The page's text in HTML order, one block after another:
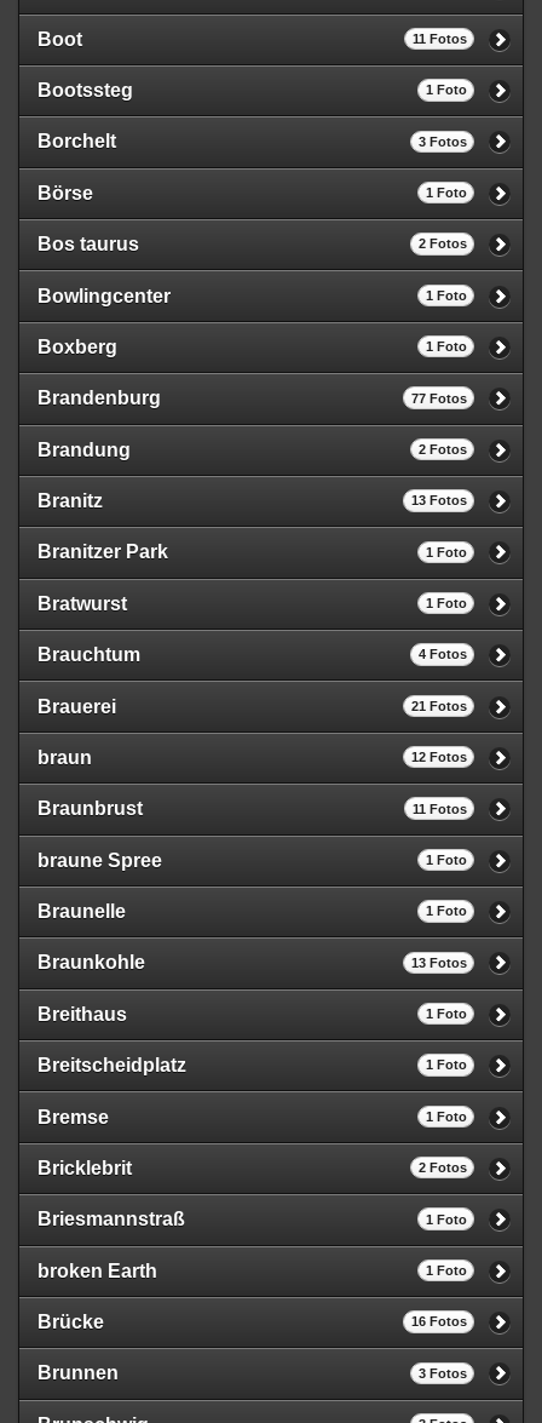
Boot 11 Fotos
Bootssteg 1 Foto
Borchelt 3 Fotos
Börse 1 Foto
Bos taurus 2 Fotos
Bowlingcenter 1 Foto
Boxberg 1 Foto
Brandenburg 77 Fotos
Brandung 2 Fotos
Branitz 13 Fotos
Branitzer Park 1 Foto
Bratwurst 1 Foto
Brauchtum 4 Fotos
Brauerei 21 Fotos
braun 12 Fotos
Braunbrust 11 Fotos
braune Spree 1 Foto
Braunelle 1 Foto
Braunkohle 13 Fotos
Breithaus 1 Foto
Breitscheidplatz 1 Foto
Bremse 1 Foto
Bricklebrit 2 Fotos
Briesmannstraß 1 Foto
broken Earth 1 Foto
Brücke 16 Fotos
Brunnen 3 Fotos